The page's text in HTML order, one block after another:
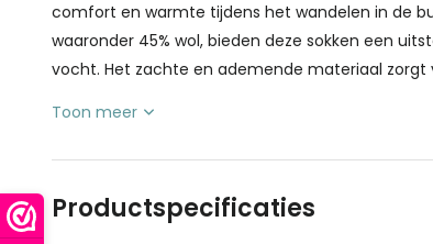
comfort en warmte tijdens het wandelen in de
waaronder 45% wol, bieden deze sokken een
vocht. Het zachte en ademende materiaal zorgt
Toon meer
Productspecificaties